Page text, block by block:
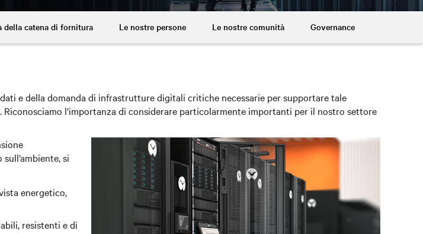
della catena di fornitura Le nostre persone Le nostre comunità Governance
e della domanda di infrastrutture digitali critiche necessarie per supportare tale
l’importanza di considerare particolarmente importanti per il nostro settore
si
energetico,
resistenti e di